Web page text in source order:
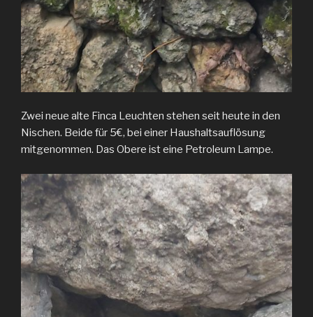
Zwei neue alte Finca Leuchten stehen seit heute in den
Nischen. Beide für 5€, bei einer Haushaltsauflösung
mitgenommen. Das Obere ist eine Petroleum Lampe.